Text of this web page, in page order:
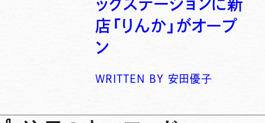
ックステーションに新
店「りんか」がオープ
ン
WRITTEN BY 安田優子